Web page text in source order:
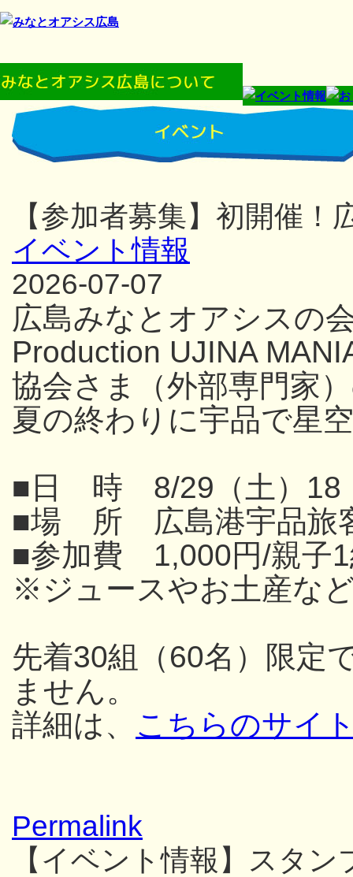
【参加者募集】初開催
イベント情報
2026-07-07
広島みなとオアシスの
Production UJINA
協会さま（外部専門家
夏の終わりに宇品で星
■日 時 8/29（土）18
■場 所 広島港宇品旅
■参加費 1,000円/親子
※ジュースやお土産な
先着30組（60名）限定
ません。
詳細は、 こちらのサイ
Permalink
【イベント情報】スタ